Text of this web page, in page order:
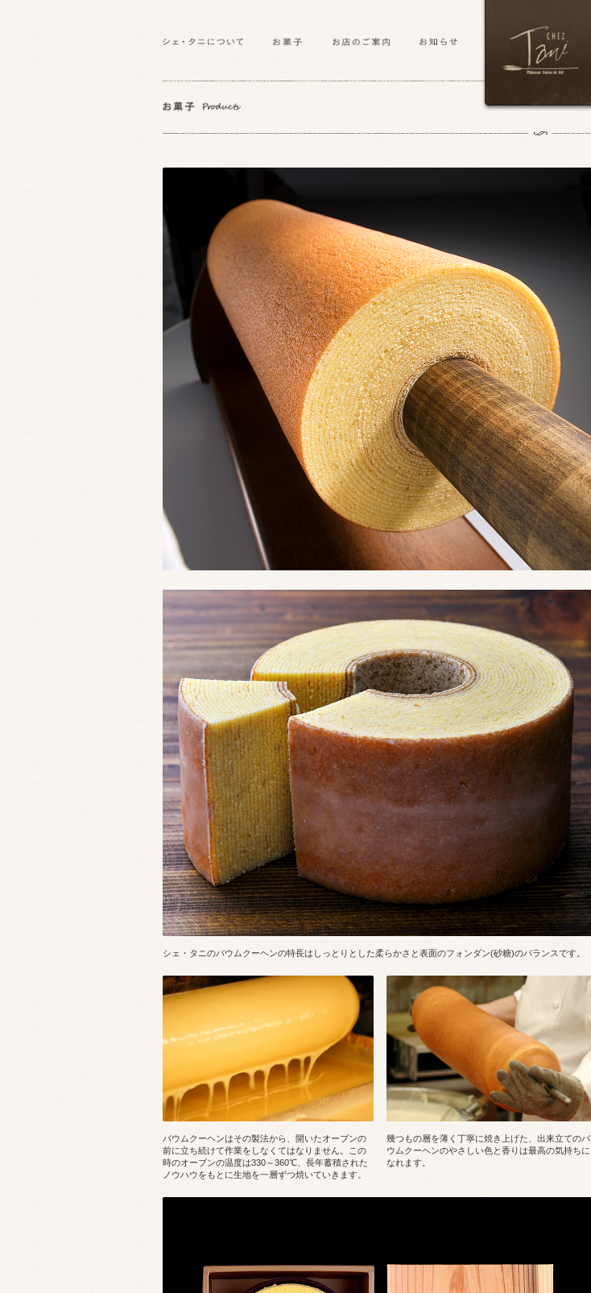
シェ・タニのバウムクーヘンの特長はしっとりとした柔らかさと表面のフォンダン(砂糖)のバランスです。
バウムクーヘンはその製法から、開いたオーブンの
前に立ち続けて作業をしなくてはなりません。この
時のオーブンの温度は330～360℃、長年蓄積された
ノウハウをもとに生地を一層ずつ焼いていきます。
幾つもの層を薄く丁寧に焼き上げた、出来立てのバ
ウムクーヘンのやさしい色と香りは最高の気持ちに
なれます。